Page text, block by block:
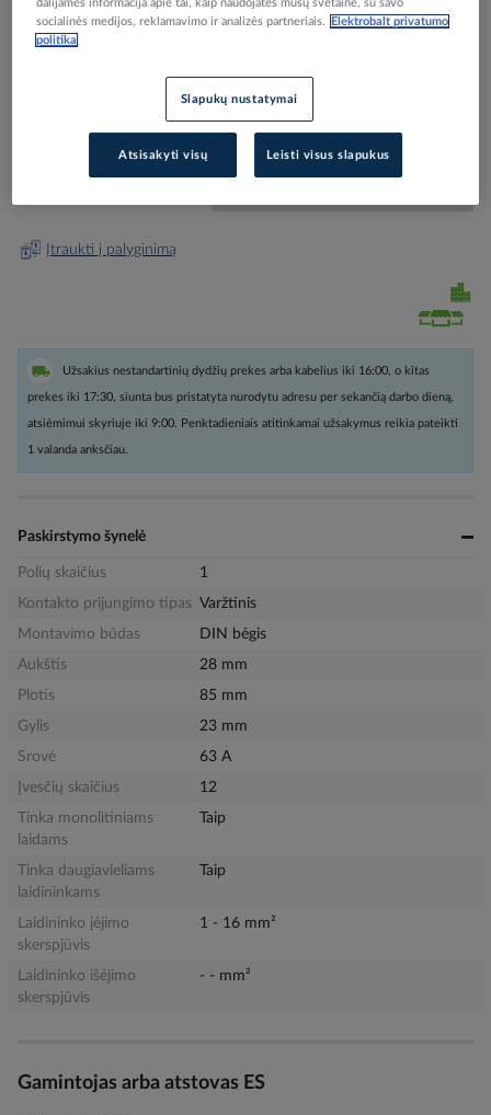
the
beginning
Gnybtas 12x16mm2 mėlynas N12 - POLLMANN
Elektrobalt prekės kodas
Įtraukti į palyginimą
Užsakius nestandartinių dydžių prekes arba kabelius iki 16:00, o kitas
prekes iki 17:30, siunta bus pristatyta nurodytu adresu per sekančią darbo dieną,
atsiėmimui skyriuje iki 9:00. Penktadieniais atitinkamai užsakymus reikia pateikti
1 valanda anksčiau.
Paskirstymo šynelė
Polių skaičius
1
Kontakto prijungimo tipas Varžtinis
Montavimo būdas
DIN bėgis
Aukštis
28 mm
Plotis
85 mm
Gylis
23 mm
Srovė
63 A
Įvesčių skaičius
12
Tinka monolitiniams
laidams
Taip
Tinka daugiavieliams
laidininkams
Taip
Laidininko įėjimo
skerspjūvis
1 - 16 mm²
Laidininko išėjimo
skerspjūvis
- - mm²
Gamintojas arba atstovas ES
dalijamės informacija apie tai, kaip naudojatės mūsų svetaine, su savo
socialinės medijos, reklamavimo ir analizės partneriais.
Elektrobalt privatumo
politika
Slapukų nustatymai
Atsisakyti visų Leisti visus slapukus